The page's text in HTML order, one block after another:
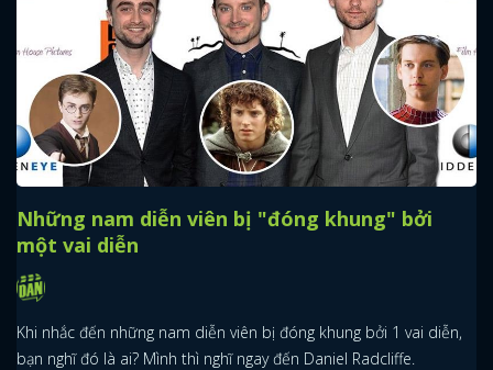
Những nam diễn viên bị "đóng khung" bởi
một vai diễn
Khi nhắc đến những nam diễn viên bị đóng khung bởi 1 vai diễn,
bạn nghĩ đó là ai? Mình thì nghĩ ngay đến Daniel Radcliffe.